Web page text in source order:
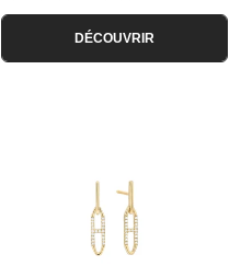
DÉCOUVRIR